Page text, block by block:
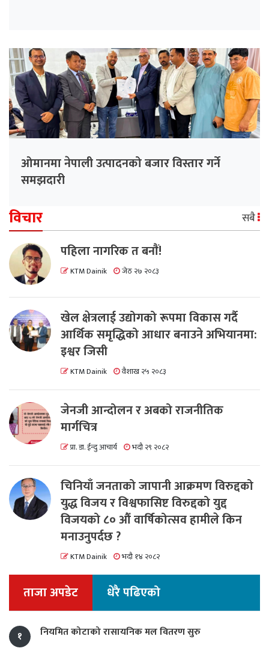
ओमानमा नेपाली उत्पादनको बजार विस्तार गर्ने
समझदारी
विचार सबै
पहिला नागरिक त बनाैं!
KTM Dainik जेठ २७ २०८३
खेल क्षेत्रलाई उद्योगको रूपमा विकास गर्दै
आर्थिक समृद्धिको आधार बनाउने अभियानमा:
इश्वर जिसी
KTM Dainik वैशाख २५ २०८३
जेनजी आन्दोलन र अबको राजनीतिक
मार्गचित्र
प्रा. डा. ईन्दु आचार्य भदौ २९ २०८२
चिनियाँ जनताको जापानी आक्रमण विरुद्दको
युद्ध विजय र विश्वफासिष्ट विरुद्दको युद्द
विजयको ८० औं वार्षिकोत्सव हामीले किन
मनाउनुपर्दछ ?
KTM Dainik भदौ १४ २०८२
ताजा अपडेट धेरै पढिएको
१ नियमित कोटाको रासायनिक मल वितरण सुरु